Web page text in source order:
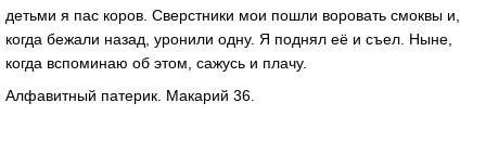
детьми я пас коров. Сверстники мои пошли воровать смоквы и,
когда бежали назад, уронили одну. Я поднял её и съел. Ныне,
когда вспоминаю об этом, сажусь и плачу.
Алфавитный патерик. Макарий 36.